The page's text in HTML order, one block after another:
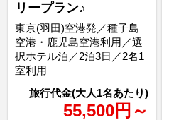
リープラン♪
55,500円 ～
東京(羽田)空港発／種子島
空港・鹿児島空港利用／選
択ホテル泊／2泊3日／2名1
室利用